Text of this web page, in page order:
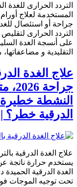
التردد الحرارى للغدة
المستخدمة لعلاج
جراحة أو استئصال
التردد الحرارى
على أنسجة الغدة
التقليدية و
علاج الغدة
النشطة
الدرقية
علاج الغدة الدرقية
يستخدم حرارة ناتجة
الغدة الدرقية
تحت توجيه الموجات